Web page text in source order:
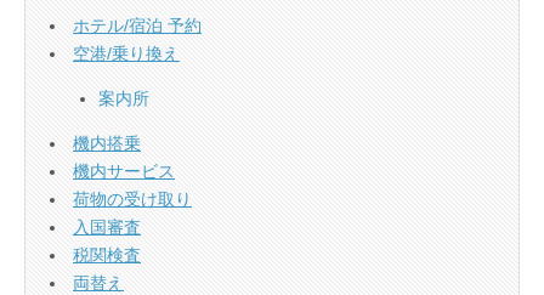
ホテル/宿泊 予約
空港/乗り換え
案内所
機内搭乗
機内サービス
荷物の受け取り
入国審査
税関検査
両替え